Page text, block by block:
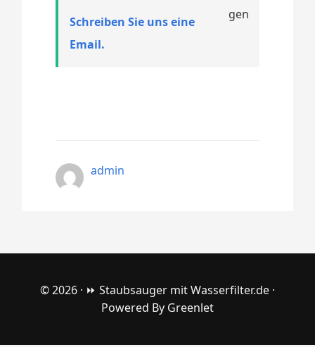
Schreiben Sie uns eine
Email.
admin
© 2026 · ⏩ Staubsauger mit Wasserfilter.de ·
Powered By Greenlet